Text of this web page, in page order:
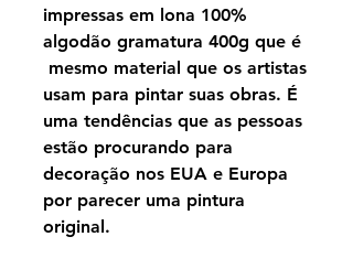
impressas em lona 100%
algodão gramatura 400g que é
mesmo material que os artistas
usam para pintar suas obras. É
uma tendências que as pessoas
estão procurando para
decoração nos EUA e Europa
por parecer uma pintura
original.